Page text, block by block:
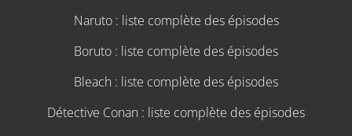
Naruto : liste complète des épisodes
Boruto : liste complète des épisodes
Bleach : liste complète des épisodes
Détective Conan : liste complète des épisodes